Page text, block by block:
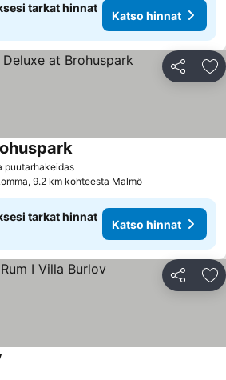
tarkat hinnat
Katso hinnat
Jaa
puutarhakeidasKatso hinnat
Katso hinnat
9.2 km kohteesta Malmö
tarkat hinnat
Katso hinnat
Jaa